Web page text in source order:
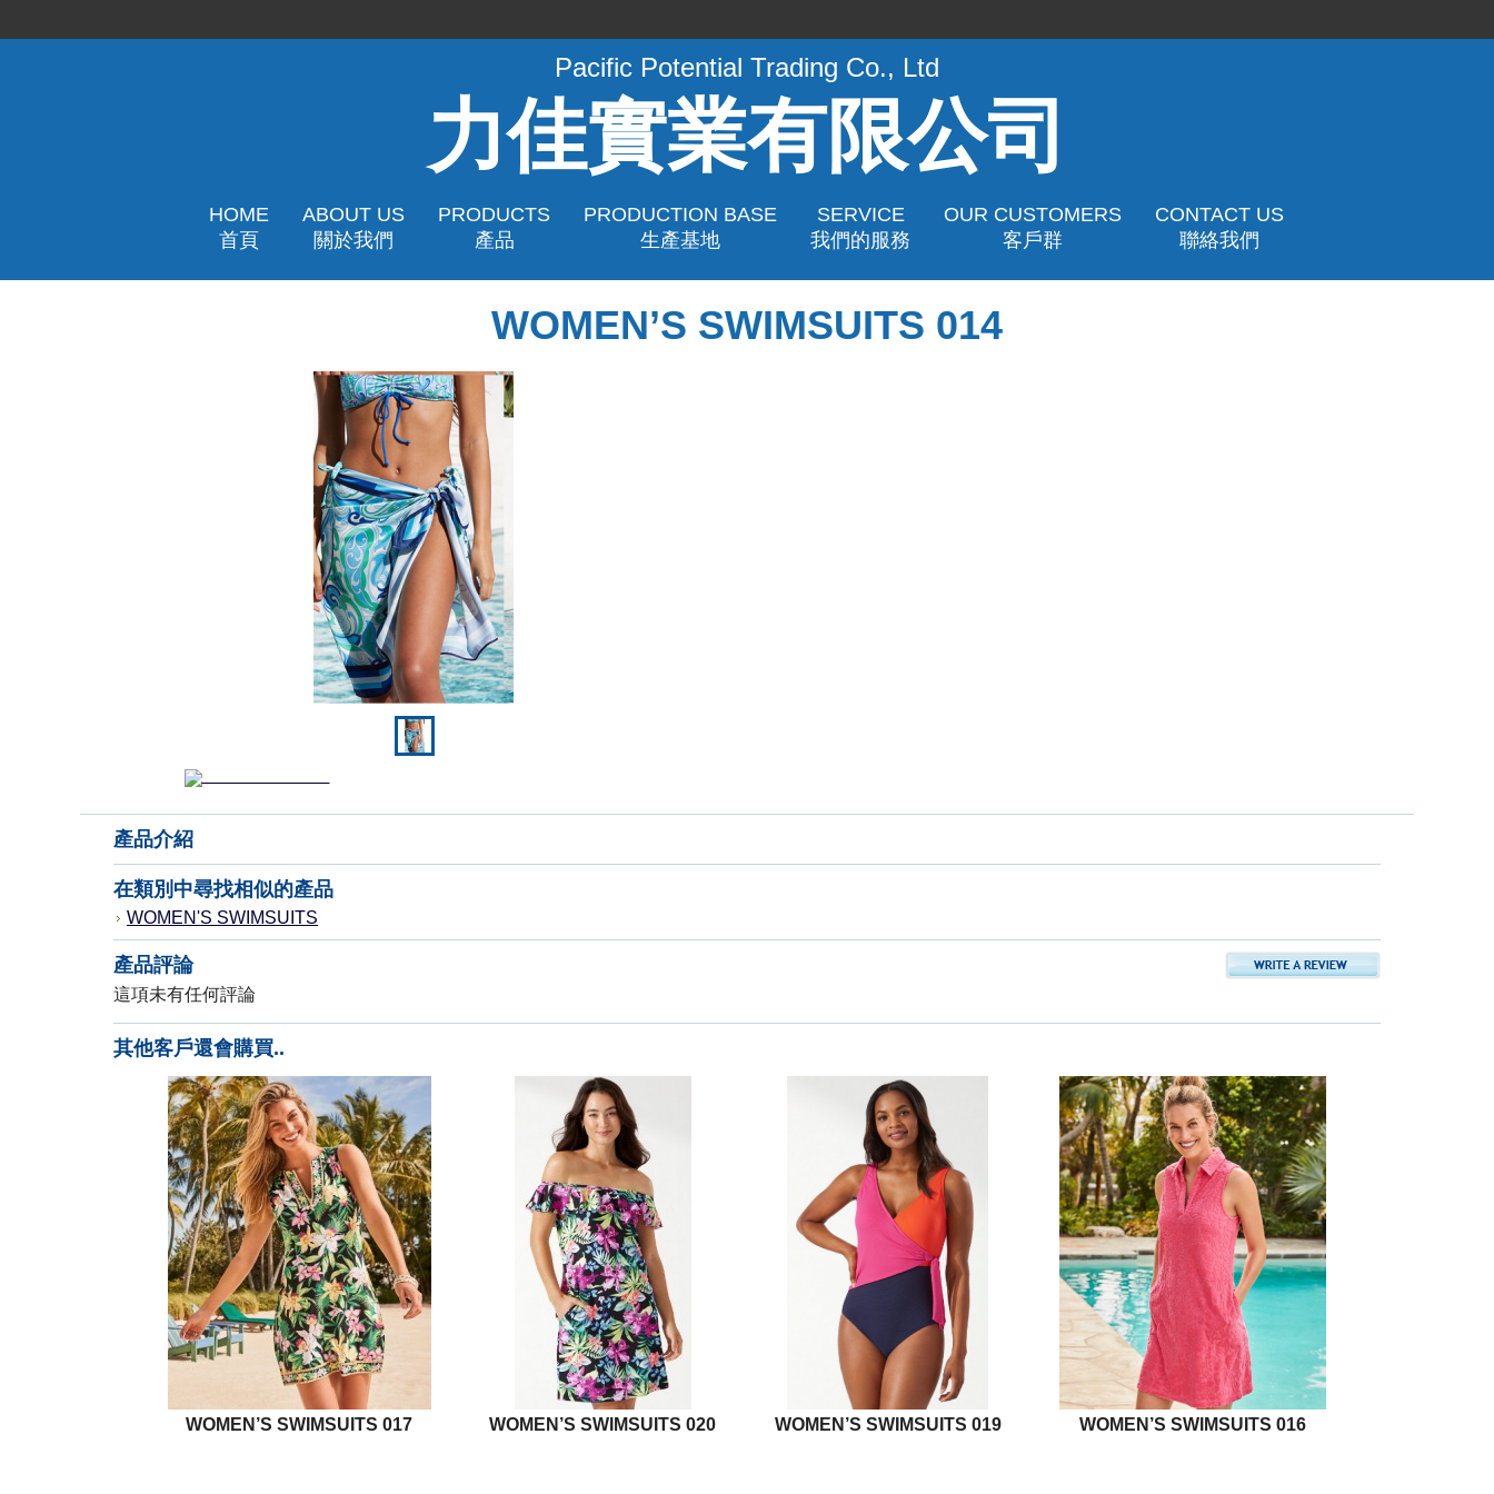
Pacific Potential Trading Co., Ltd
力佳實業有限公司
HOME
首頁
ABOUT US
關於我們
PRODUCTS
產品
PRODUCTION BASE
生產基地
SERVICE
我們的服務
OUR CUSTOMERS
客戶群
CONTACT US
聯絡我們
WOMEN’S SWIMSUITS 014
產品介紹
在類別中尋找相似的產品
WOMEN'S SWIMSUITS
產品評論
這項未有任何評論
其他客戶還會購買..
WOMEN’S SWIMSUITS 017 WOMEN’S SWIMSUITS 020 WOMEN’S SWIMSUITS 019 WOMEN’S SWIMSUITS 016